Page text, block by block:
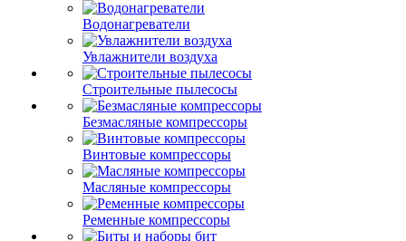
Водонагреватели
Увлажнители воздуха
Строительные пылесосы
Безмасляные компрессоры
Винтовые компрессоры
Масляные компрессоры
Ременные компрессоры